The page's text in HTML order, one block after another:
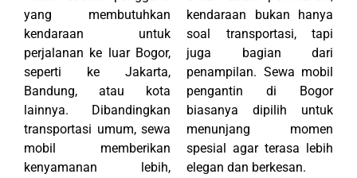
yang membutuhkan
kendaraan untuk
perjalanan ke luar Bogor,
seperti ke Jakarta,
Bandung, atau kota
lainnya. Dibandingkan
transportasi umum, sewa
mobil memberikan
kenyamanan lebih,
kendaraan bukan hanya
soal transportasi, tapi
juga bagian dari
penampilan. Sewa mobil
pengantin di Bogor
biasanya dipilih untuk
menunjang momen
spesial agar terasa lebih
elegan dan berkesan.